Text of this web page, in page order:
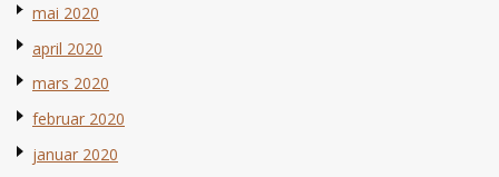
mai 2020
april 2020
mars 2020
februar 2020
januar 2020